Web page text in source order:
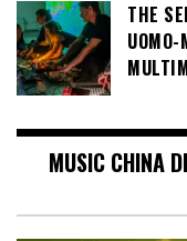
THE
UOMO-
MUSIC CHINA